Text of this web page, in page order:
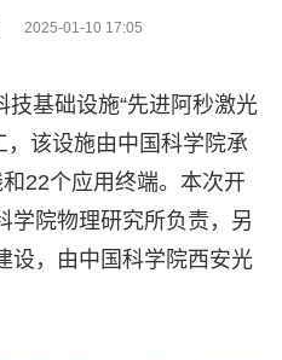
2025-01-10 17:05
技基础设施“先进阿秒激光
，该设施由中国科学院承
22个应用终端。本次开
学院物理研究所负责，另
设，由中国科学院西安光